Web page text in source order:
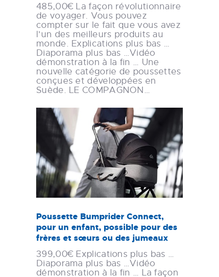
485,00€ La façon révolutionnaire
de voyager. Vous pouvez
compter sur le fait que vous avez
l’un des meilleurs produits au
monde. Explications plus bas …
Diaporama plus bas …Vidéo
démonstration à la fin … Une
nouvelle catégorie de poussettes
conçues et développées en
Suède. LE COMPAGNON…
Poussette Bumprider Connect,
pour un enfant, possible pour des
frères et sœurs ou des jumeaux
399,00€ Explications plus bas …
Diaporama plus bas …Vidéo
démonstration à la fin … La façon